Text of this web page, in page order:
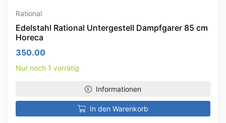
Rational
Edelstahl Rational Untergestell Dampfgarer 85 cm
Horeca
350.00
Nur noch 1 vorrätig
Informationen
In den Warenkorb